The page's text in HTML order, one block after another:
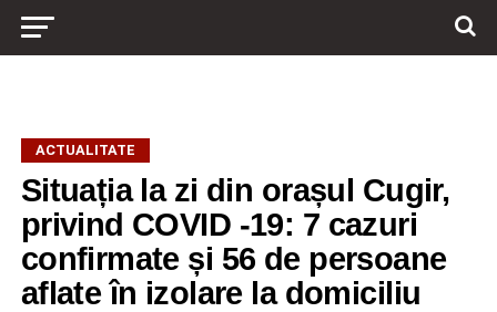
ACTUALITATE
Situația la zi din orașul Cugir,
privind COVID -19: 7 cazuri
confirmate și 56 de persoane
aflate în izolare la domiciliu